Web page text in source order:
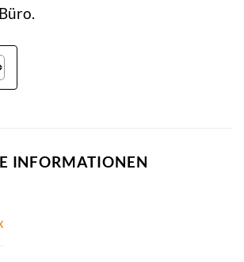
INFORMATIONEN